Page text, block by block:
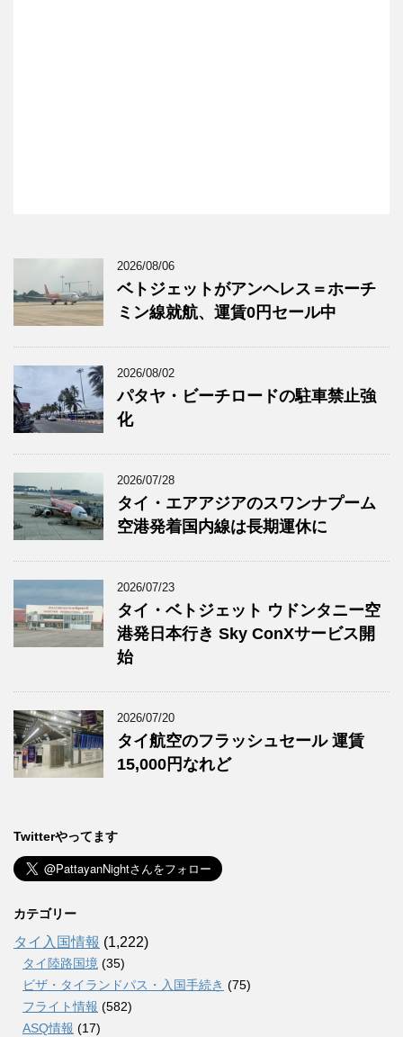
2026/08/06
ベトジェットがアンヘレス＝ホーチ
ミン線就航、運賃0円セール中
2026/08/02
パタヤ・ビーチロードの駐車禁止強
化
2026/07/28
タイ・エアアジアのスワンナプーム
空港発着国内線は長期運休に
2026/07/23
タイ・ベトジェット ウドンタニー空
港発日本行き Sky ConXサービス開
始
2026/07/20
タイ航空のフラッシュセール 運賃
15,000円なれど
Twitterやってます
カテゴリー
タイ入国情報 (1,222)
タイ陸路国境 (35)
ビザ・タイランドパス・入国手続き (75)
フライト情報 (582)
ASQ情報 (17)